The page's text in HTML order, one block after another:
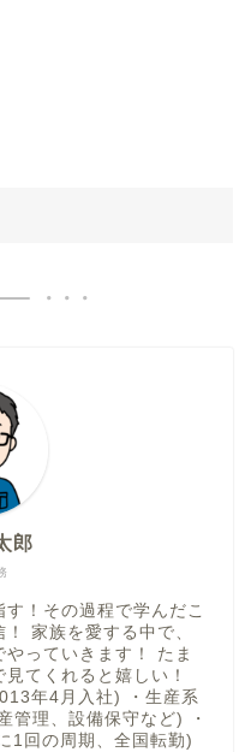
郎
！その過程で学んだこ
家族を愛する中で、
っていきます！ たま
てくれると嬉しい！
年4月入社) ・生産系
管理、設備保守など) ・
1回の周期、全国転勤)